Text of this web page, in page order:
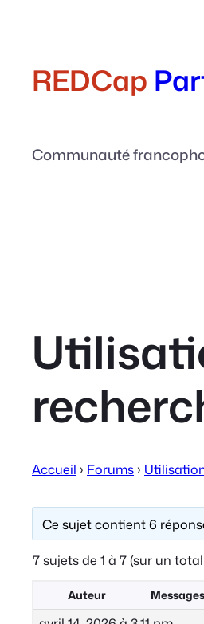
REDCap
Communauté
Accueil › Forums›
Ce sujet contient 6
7 sujets de 1 à 7 (sur un
Auteur Messages